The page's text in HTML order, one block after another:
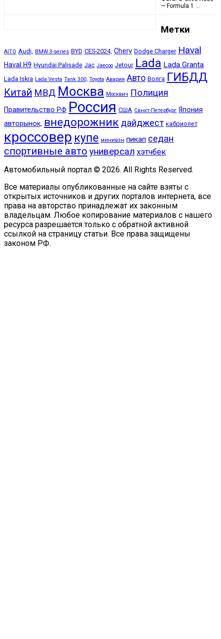
— Formula 1 …
Метки
AITO Audi, BMW 3-series BYD CES-2024, Chery Dodge Charger Haval
Haval H9 Hyundai Palisade Jac Jaecoo Jetour Lada Lada Granta
Lada Iskra Lada Vesta Tank 300, Toyota Авария Авто Волга ГИБДД
Китай МВД Москва Москвич Полиция
Правительство РФ Россия США Санкт-Петербург Япония
авторынок, внедорожник дайджест кабриолет
кроссовер купе минивэн пикап седан
спортивные авто универсал хэтчбек
Автомобильный портал © 2026. All Rights Reserved.
Все материалы опубликованные на сайте взяты с
открытых источников и других порталов интернета, все
права на авторство принадлежат их законным
владельцам. Любое копирование материалов с нашего
ресурса разрешается только с обратной активной
ссылкой на страницу статьи. Все права защищены
законом РФ.